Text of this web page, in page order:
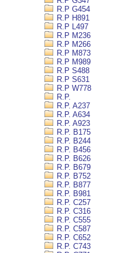
R.P G454
R.P H891
R.P L497
R.P M236
R.P M266
R.P M873
R.P M989
R.P S488
R.P S631
R.P W778
R.P.
R.P. A237
R.P. A634
R.P. A923
R.P. B175
R.P. B244
R.P. B456
R.P. B626
R.P. B679
R.P. B752
R.P. B877
R.P. B981
R.P. C257
R.P. C316
R.P. C555
R.P. C587
R.P. C652
R.P. C743